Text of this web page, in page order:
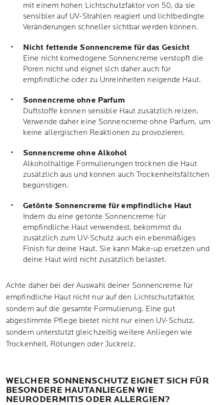
mit einem hohen Lichtschutzfaktor von 50, da sie
sensibler auf UV-Strahlen reagiert und lichtbedingte
Veränderungen schneller sichtbar werden können.
Nicht fettende Sonnencreme für das Gesicht
Eine nicht komedogene Sonnencreme verstopft die
Poren nicht und eignet sich daher auch für
empfindliche oder zu Unreinheiten neigende Haut.
Sonnencreme ohne Parfum
Duftstoffe können sensible Haut zusätzlich reizen.
Verwende daher eine Sonnencreme ohne Parfum, um
keine allergischen Reaktionen zu provozieren.
Sonnencreme ohne Alkohol
Alkoholhaltige Formulierungen trocknen die Haut
zusätzlich aus und können auch Trockenheitsfältchen
begünstigen.
Getönte Sonnencreme für empfindliche Haut
Indem du eine getönte Sonnencreme für
empfindliche Haut verwendest, bekommst du
zusätzlich zum UV-Schutz auch ein ebenmäßiges
Finish für deine Haut. Sie kann Make-up ersetzen und
deine Haut wird nicht zusätzlich belastet.
Achte daher bei der Auswahl deiner Sonnencreme für
empfindliche Haut nicht nur auf den Lichtschutzfaktor,
sondern auf die gesamte Formulierung. Eine gut
abgestimmte Pflege bietet nicht nur einen UV-Schutz,
sondern unterstützt gleichzeitig weitere Anliegen wie
Trockenheit, Rötungen oder Juckreiz.
WELCHER SONNENSCHUTZ EIGNET SICH FÜR
BESONDERE HAUTANLIEGEN WIE
NEURODERMITIS ODER ALLERGIEN?